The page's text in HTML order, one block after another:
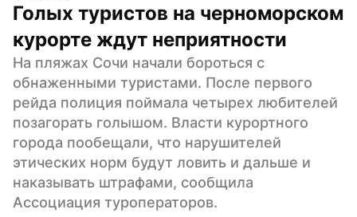
Голых туристов на черноморском
курорте ждут неприятности
На пляжах Сочи начали бороться с
обнаженными туристами. После первого
рейда полиция поймала четырех любителей
позагорать голышом. Власти курортного
города пообещали, что нарушителей
этических норм будут ловить и дальше и
наказывать штрафами, сообщила
Ассоциация туроператоров.